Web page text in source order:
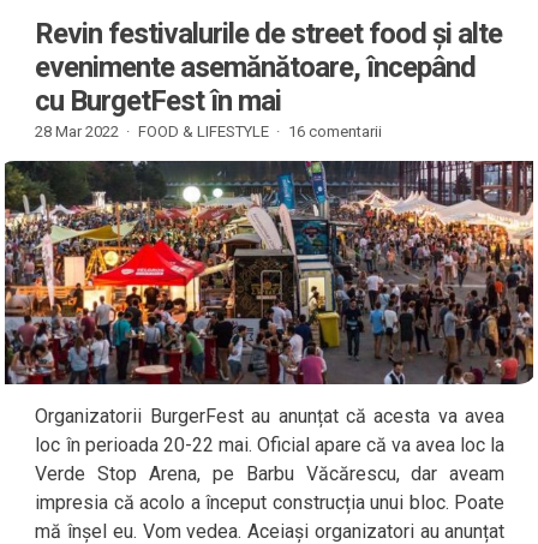
Revin festivalurile de street food și alte
evenimente asemănătoare, începând
cu BurgetFest în mai
28 Mar 2022 · FOOD & LIFESTYLE · 16 comentarii
Organizatorii BurgerFest au anunțat că acesta va avea
loc în perioada 20-22 mai. Oficial apare că va avea loc la
Verde Stop Arena, pe Barbu Văcărescu, dar aveam
impresia că acolo a început construcția unui bloc. Poate
mă înșel eu. Vom vedea. Aceiași organizatori au anunțat